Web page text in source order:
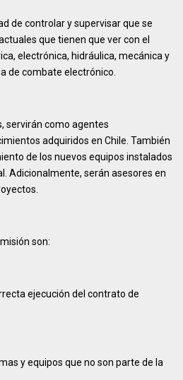
de controlar y supervisar que se
que tienen que ver con el
electrónica, hidráulica, mecánica y
de combate electrónico.
servirán como agentes
adquiridos en Chile. También
de los nuevos equipos instalados
Adicionalmente, serán asesores en
son:
del contrato de
que no son parte de la